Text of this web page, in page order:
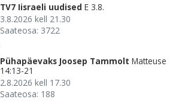
TV7 Iisraeli uudised E 3.8.
3.8.2026 kell 21.30
Saateosa: 3722
Pühapäevaks Joosep Tammolt Matteuse
14:13-21
2.8.2026 kell 17.30
Saateosa: 188